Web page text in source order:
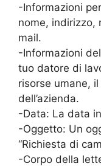
-Informazioni
nome, indirizzo,
mail.
-Informazioni
tuo datore di
risorse umane, il
dell’azienda.
-Data: La data
-Oggetto: Un
“Richiesta di
-Corpo della